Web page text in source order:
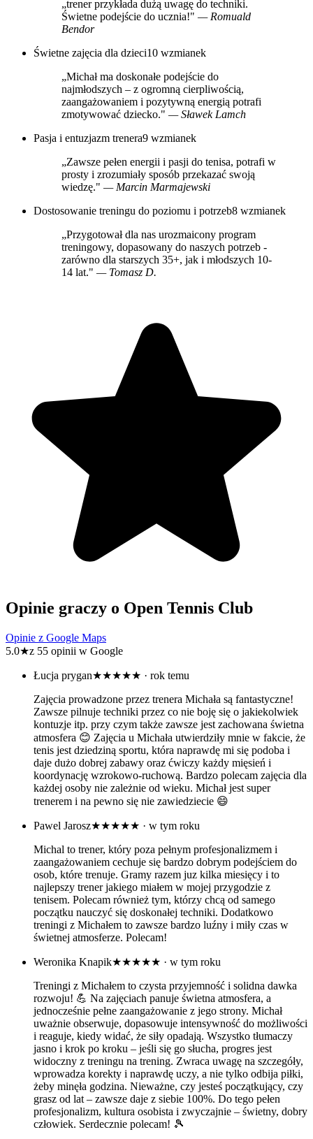
„trener przykłada dużą uwagę do techniki.
Świetne podejście do ucznia!" — Romuald
Bendor
Świetne zajęcia dla dzieci10 wzmianek
„Michał ma doskonałe podejście do
najmłodszych – z ogromną cierpliwością,
zaangażowaniem i pozytywną energią potrafi
zmotywować dziecko." — Sławek Lamch
Pasja i entuzjazm trenera9 wzmianek
„Zawsze pełen energii i pasji do tenisa, potrafi w
prosty i zrozumiały sposób przekazać swoją
wiedzę." — Marcin Marmajewski
Dostosowanie treningu do poziomu i potrzeb8 wzmianek
„Przygotował dla nas urozmaicony program
treningowy, dopasowany do naszych potrzeb -
zarówno dla starszych 35+, jak i młodszych 10-
14 lat." — Tomasz D.
Opinie graczy o Open Tennis Club
Opinie z Google Maps
5.0★z 55 opinii w Google
Łucja prygan★★★★★ · rok temu
Zajęcia prowadzone przez trenera Michała są fantastyczne!
Zawsze pilnuje techniki przez co nie boję się o jakiekolwiek
kontuzje itp. przy czym także zawsze jest zachowana świetna
atmosfera 😊 Zajęcia u Michała utwierdziły mnie w fakcie, że
tenis jest dziedziną sportu, która naprawdę mi się podoba i
daje dużo dobrej zabawy oraz ćwiczy każdy mięsień i
koordynację wzrokowo-ruchową. Bardzo polecam zajęcia dla
każdej osoby nie zależnie od wieku. Michał jest super
trenerem i na pewno się nie zawiedziecie 😄
Pawel Jarosz★★★★★ · w tym roku
Michal to trener, który poza pełnym profesjonalizmem i
zaangażowaniem cechuje się bardzo dobrym podejściem do
osob, które trenuje. Gramy razem juz kilka miesięcy i to
najlepszy trener jakiego miałem w mojej przygodzie z
tenisem. Polecam również tym, którzy chcą od samego
początku nauczyć się doskonałej techniki. Dodatkowo
treningi z Michałem to zawsze bardzo luźny i miły czas w
świetnej atmosferze. Polecam!
Weronika Knapik★★★★★ · w tym roku
Treningi z Michałem to czysta przyjemność i solidna dawka
rozwoju! 💪 Na zajęciach panuje świetna atmosfera, a
jednocześnie pełne zaangażowanie z jego strony. Michał
uważnie obserwuje, dopasowuje intensywność do możliwości
i reaguje, kiedy widać, że siły opadają. Wszystko tłumaczy
jasno i krok po kroku – jeśli się go słucha, progres jest
widoczny z treningu na trening. Zwraca uwagę na szczegóły,
wprowadza korekty i naprawdę uczy, a nie tylko odbija piłki,
żeby minęła godzina. Nieważne, czy jesteś początkujący, czy
grasz od lat – zawsze daje z siebie 100%. Do tego pełen
profesjonalizm, kultura osobista i zwyczajnie – świetny, dobry
człowiek. Serdecznie polecam! 🎾